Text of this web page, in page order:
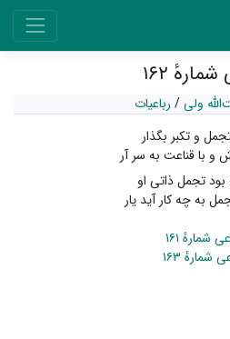
۱۶۲
ولی/ رباعیات
و تکبر بگذار
و با قناعت به سر آر
تجمل ذاتی او
به چه کار آید یار
شمارهٔ ۱۶۱
شمارهٔ ۱۶۳